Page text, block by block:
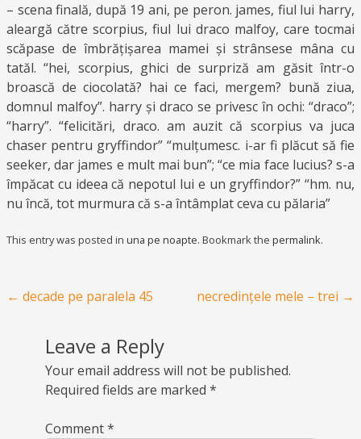
– scena finală, după 19 ani, pe peron. james, fiul lui harry,
aleargă către scorpius, fiul lui draco malfoy, care tocmai
scăpase de îmbrățișarea mamei și strânsese mâna cu
tatăl. “hei, scorpius, ghici de surpriză am găsit într-o
broască de ciocolată? hai ce faci, mergem? bună ziua,
domnul malfoy”. harry și draco se privesc în ochi: “draco”;
“harry”. “felicitări, draco. am auzit că scorpius va juca
chaser pentru gryffindor” “mulțumesc. i-ar fi plăcut să fie
seeker, dar james e mult mai bun”; “ce mia face lucius? s-a
împăcat cu ideea că nepotul lui e un gryffindor?” “hm. nu,
nu încă, tot murmura că s-a întâmplat ceva cu pălaria”
This entry was posted in una pe noapte. Bookmark the permalink.
Post navigation
← decade pe paralela 45 necredințele mele – trei →
Leave a Reply
Your email address will not be published.
Required fields are marked *
Comment*